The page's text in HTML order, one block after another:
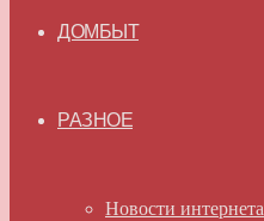
ДОМБЫТ
РАЗНОЕ
Новости интернета